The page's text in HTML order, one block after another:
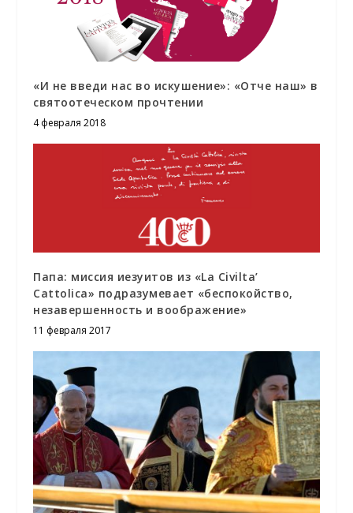
«И не введи нас во искушение»: «Отче наш» в
святоотеческом прочтении
4 февраля 2018
Папа: миссия иезуитов из «La Civilta’
Cattolica» подразумевает «беспокойство,
незавершенность и воображение»
11 февраля 2017